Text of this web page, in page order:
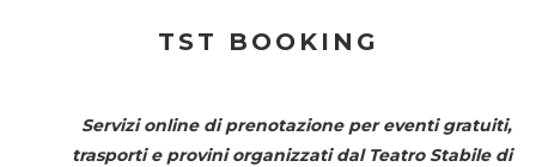
TST BOOKING
Servizi online di prenotazione per eventi gratuiti,
trasporti e provini organizzati dal Teatro Stabile di